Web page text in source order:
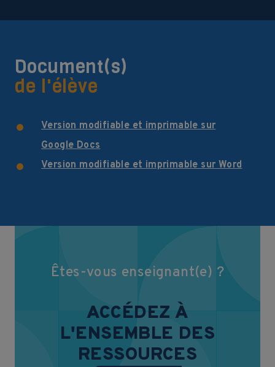
Document(s)
de l'élève
Version modifiable et imprimable sur
Google Docs
Version modifiable et imprimable sur Word
Êtes-vous enseignant(e) ?
ACCÉDEZ À
L'ENSEMBLE DES
RESSOURCES